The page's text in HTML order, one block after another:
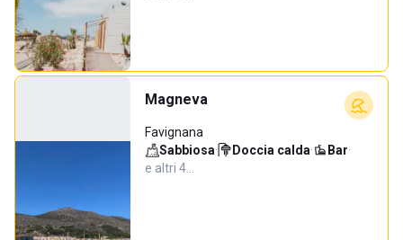
Magneva
Favignana
Sabbiosa· Doccia calda· Bar·
e altri 4…